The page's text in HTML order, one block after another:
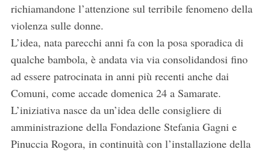
richiamandone l’attenzione sul terribile fenomeno della
violenza sulle donne.
L’idea, nata parecchi anni fa con la posa sporadica di
qualche bambola, è andata via via consolidandosi fino
ad essere patrocinata in anni più recenti anche dai
Comuni, come accade domenica 24 a Samarate.
L’iniziativa nasce da un’idea delle consigliere di
amministrazione della Fondazione Stefania Gagni e
Pinuccia Rogora, in continuità con l’installazione della